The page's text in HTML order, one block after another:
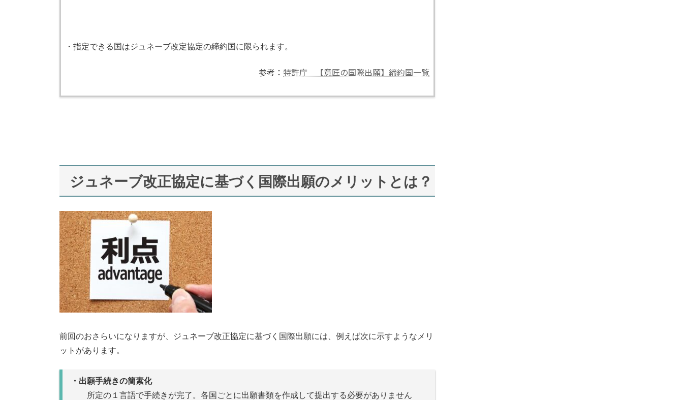
・指定できる国はジュネーブ改定協定の締約国に限られます。
参考： 特許庁 【意匠の国際出願】締約国一覧
ジュネーブ改正協定に基づく国際出願のメリットとは？
前回のおさらいになりますが、ジュネーブ改正協定に基づく国際出願には、例えば次に示すようなメリ
ットがあります。
・出願手続きの簡素化
所定の１言語で手続きが完了。各国ごとに出願書類を作成して提出する必要がありません